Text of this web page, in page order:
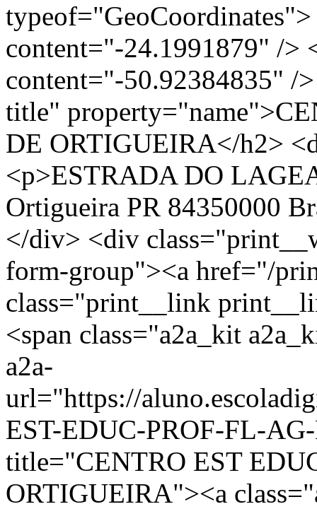
content="-24.1991879" />
content="-50.92384835" /
title"
DE ORTIGUEIRA</h2>
<p>ESTRADA DO
Ortigueira PR 84350000
</div> <div
form-group"><a href="/
class="print__link
<span class="a2a_kit
a2a-
url="https://
EST-EDUC-PROF-FL-
title="CENTRO EST
ORTIGUEIRA"><a